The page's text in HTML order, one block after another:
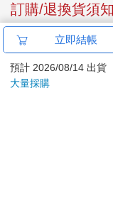
訂購/退換貨須知
加入金石堂 LINE 官
態：
立即結帳
預計 2026/08/14 出貨
大量採購